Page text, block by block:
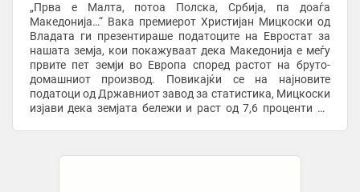
„Прва е Малта, потоа Полска, Србија, па доаѓа
Македонија…“ Вака премиерот Христијан Мицкоски од
Владата ги презентираше податоците на Евростат за
нашата земја, кои покажуваат дека Македонија е меѓу
првите пет земји во Европа според растот на бруто-
домашниот производ. Повикајќи се на најновите
податоци од Државниот завод за статистика, Мицкоски
изјави дека земјата бележи и раст од 7,6 проценти на